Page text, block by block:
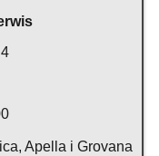
Apella i Grovana